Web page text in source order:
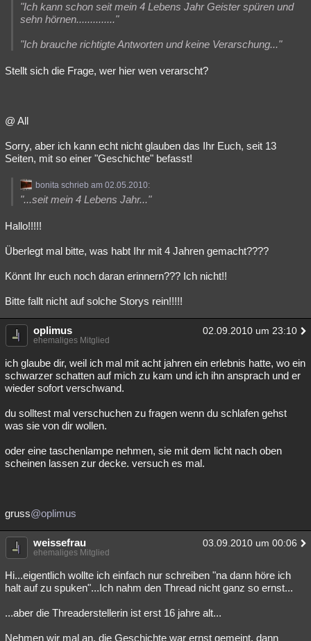
"Ich kann schon seit mein 4 Lebens Jahr Geister spüren und
sehn hörnen.............."
"Ich brauche richtigte Antworten und keine Verarschung..."
Stellt sich die Frage, wer hier wen verarscht?
@ All
Sorry, aber ich kann echt nicht glauben das Ihr Euch, seit 13
Seiten, mit so einer "Geschichte" befasst!
bonita schrieb am 02.05.2010:
"...seit mein 4 Lebens Jahr..."
Hallo!!!!!
Überlegt mal bitte, was habt Ihr mit 4 Jahren gemacht????
Könnt Ihr euch noch daran erinnern??? Ich nicht!!
Bitte fallt nicht auf solche Storys rein!!!!!
oplimus 02.09.2010 um 23:10
ehemaliges Mitglied
ich glaube dir, weil ich mal mit acht jahren ein erlebnis hatte, wo ein
schwarzer schatten auf mich zu kam und ich ihn ansprach und er
wieder sofort verschwand.
du solltest mal verschuchen zu fragen wenn du schlafen gehst
was sie von dir wollen.
oder eine taschenlampe nehmen, sie mit dem licht nach oben
scheinen lassen zur decke. versuch es mal.
gruss@oplimus
weissefrau 03.09.2010 um 00:06
ehemaliges Mitglied
Hi...eigentlich wollte ich einfach nur schreiben "na dann höre ich
halt auf zu spuken"...Ich nahm den Thread nicht ganz so ernst...
...aber die Threaderstellerin ist erst 16 jahre alt...
Nehmen wir mal an, die Geschichte war ernst gemeint, dann